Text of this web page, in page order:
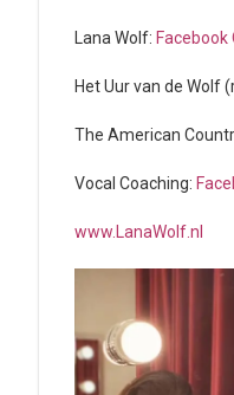
Lana Wolf: Facebook
Het Uur van de Wolf
The American
Vocal Coaching:
www.LanaWolf.nl